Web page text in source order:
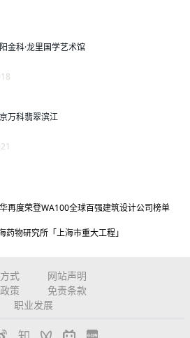
金科·龙里国学艺术馆
万科翡翠滨江
再度荣登WA100全球百强建筑设计公司榜单
物研究所「上海市重大工程」
式
网站声明
策
免责条款
职业发展